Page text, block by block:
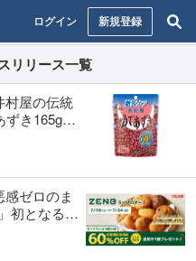
ログイン 新規登録
リリース一覧
村屋の伝統
ずき165g』
ゼロのま
初となるラ
で実施！